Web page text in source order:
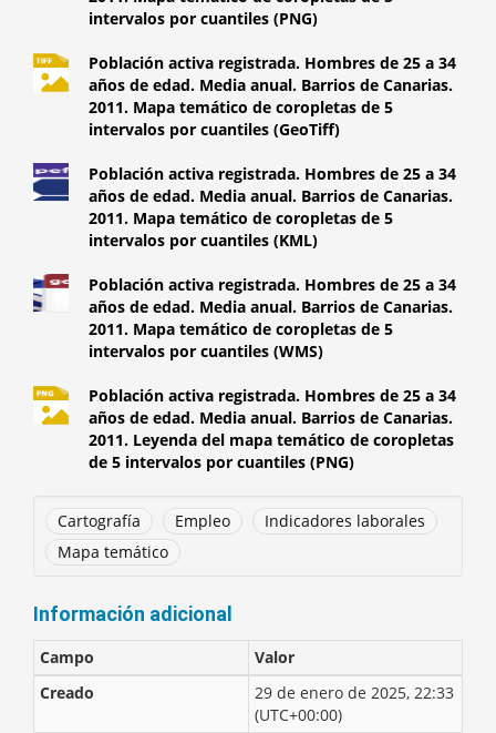
intervalos por cuantiles (PNG)
Población activa registrada. Hombres de 25 a 34
años de edad. Media anual. Barrios de Canarias.
2011. Mapa temático de coropletas de 5
intervalos por cuantiles (GeoTiff)
Población activa registrada. Hombres de 25 a 34
años de edad. Media anual. Barrios de Canarias.
2011. Mapa temático de coropletas de 5
intervalos por cuantiles (KML)
Población activa registrada. Hombres de 25 a 34
años de edad. Media anual. Barrios de Canarias.
2011. Mapa temático de coropletas de 5
intervalos por cuantiles (WMS)
Población activa registrada. Hombres de 25 a 34
años de edad. Media anual. Barrios de Canarias.
2011. Leyenda del mapa temático de coropletas
de 5 intervalos por cuantiles (PNG)
Cartografía Empleo
Indicadores laborales
Mapa temático
Información adicional
Campo
Valor
Creado
29 de enero de 2025, 22:33
(UTC+00:00)